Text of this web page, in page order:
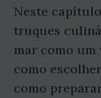
Neste
truques
mar como um
como
como